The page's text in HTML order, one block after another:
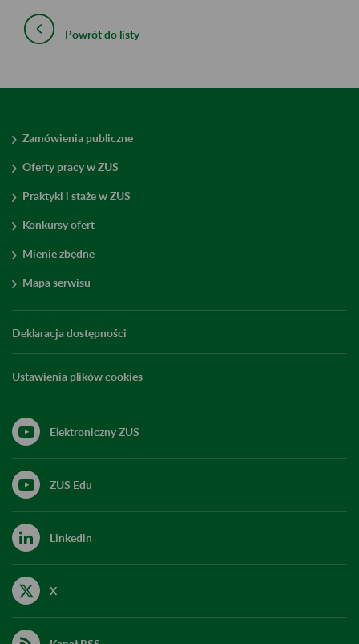
Powrót do listy
Zamówienia publiczne
Oferty pracy w ZUS
Praktyki i staże w ZUS
Konkursy ofert
Mienie zbędne
Mapa serwisu
Deklaracja dostępności
Ustawienia plików cookies
Elektroniczny ZUS
ZUS Edu
Linkedin
X